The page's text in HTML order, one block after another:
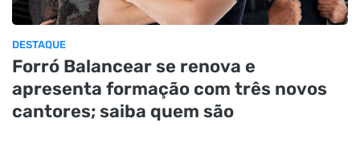
DESTAQUE
Forró Balancear se renova e
apresenta formação com três novos
cantores; saiba quem são